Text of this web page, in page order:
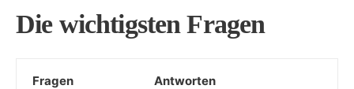
Die‌ wichtigsten Fragen
Fragen Antworten